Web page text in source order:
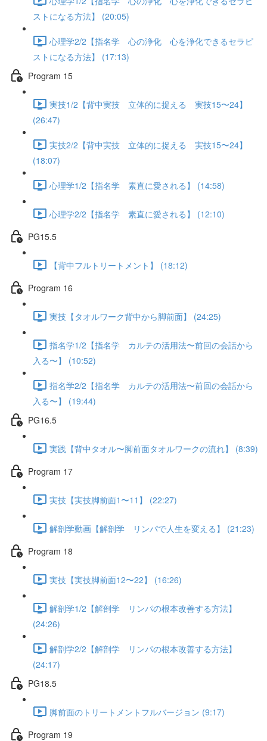
ストになる方法】 (20:05)
心理学2/2【指名学 心の浄化 心を浄化できるセラピ
ストになる方法】 (17:13)
Program 15
実技1/2【背中実技 立体的に捉える 実技15〜24】
(26:47)
実技2/2【背中実技 立体的に捉える 実技15〜24】
(18:07)
心理学1/2【指名学 素直に愛される】 (14:58)
心理学2/2【指名学 素直に愛される】 (12:10)
PG15.5
【背中フルトリートメント】 (18:12)
Program 16
実技【タオルワーク背中から脚前面】 (24:25)
指名学1/2【指名学 カルテの活用法〜前回の会話から
入る〜】 (10:52)
指名学2/2【指名学 カルテの活用法〜前回の会話から
入る〜】 (19:44)
PG16.5
実践【背中タオル〜脚前面タオルワークの流れ】 (8:39)
Program 17
実技【実技脚前面1〜11】 (22:27)
解剖学動画【解剖学 リンパで人生を変える】 (21:23)
Program 18
実技【実技脚前面12〜22】 (16:26)
解剖学1/2【解剖学 リンパの根本改善する方法】
(24:26)
解剖学2/2【解剖学 リンパの根本改善する方法】
(24:17)
PG18.5
脚前面のトリートメントフルバージョン (9:17)
Program 19